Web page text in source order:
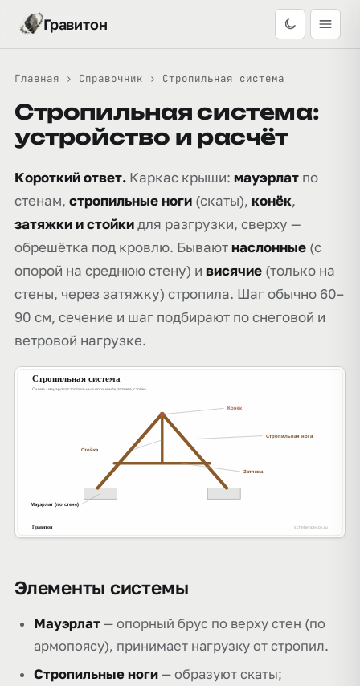
Гравитон
Главная › Справочник › Стропильная система
Стропильная система:
устройство и расчёт
Короткий ответ. Каркас крыши: мауэрлат по
стенам, стропильные ноги (скаты), конёк,
затяжки и стойкидля разгрузки, сверху —
обрешётка под кровлю. Бываютнаслонные (с
опорой на среднюю стену) и висячие (только на
стены, через затяжку) стропила. Шаг обычно 60–
90 см, сечение и шаг подбирают по снеговой и
ветровой нагрузке.
Элементы системы
Мауэрлат — опорный брус по верху стен (по
армопоясу), принимает нагрузку от стропил.
Стропильные ноги — образуют скаты;